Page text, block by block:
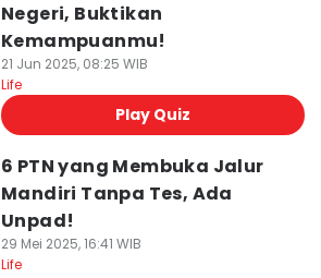
Negeri, Buktikan
Kemampuanmu!
21 Jun 2025, 08:25 WIB
Life
Play Quiz
6 PTN yang Membuka Jalur
Mandiri Tanpa Tes, Ada
Unpad!
29 Mei 2025, 16:41 WIB
Life